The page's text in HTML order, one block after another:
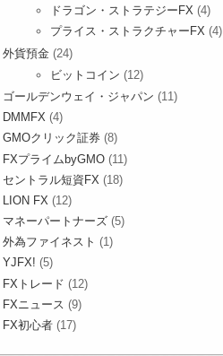
ドラゴン・ストラテジーFX (4)
プライス・ストラクチャーFX (4)
外貨預金 (24)
ビットコイン (12)
ゴールデンウェイ・ジャパン (11)
DMMFX (4)
GMOクリック証券 (8)
FXプライムbyGMO (11)
セントラル短資FX (18)
LION FX (12)
マネーパートナーズ (5)
外為ファイネスト (1)
YJFX! (5)
FXトレード (12)
FXニュース (9)
FX初心者 (17)